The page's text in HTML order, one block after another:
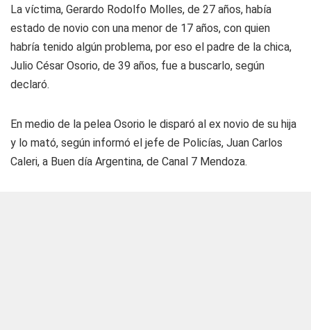
La víctima, Gerardo Rodolfo Molles, de 27 años, había
estado de novio con una menor de 17 años, con quien
habría tenido algún problema, por eso el padre de la chica,
Julio César Osorio, de 39 años, fue a buscarlo, según
declaró.
En medio de la pelea Osorio le disparó al ex novio de su hija
y lo mató, según informó el jefe de Policías, Juan Carlos
Caleri, a Buen día Argentina, de Canal 7 Mendoza.